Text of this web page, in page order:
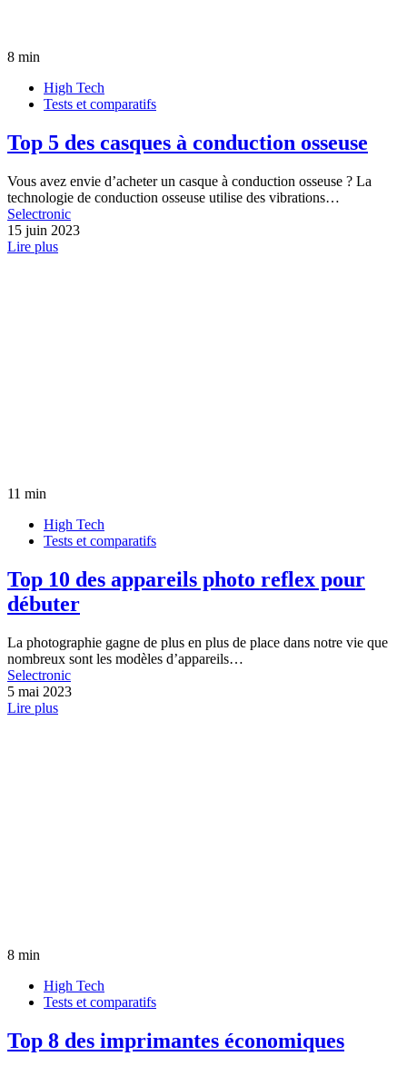
8 min
High Tech
Tests et comparatifs
Top 5 des casques à conduction osseuse
Vous avez envie d’acheter un casque à conduction osseuse ? La
technologie de conduction osseuse utilise des vibrations…
Selectronic
15 juin 2023
Lire plus
11 min
High Tech
Tests et comparatifs
Top 10 des appareils photo reflex pour
débuter
La photographie gagne de plus en plus de place dans notre vie que
nombreux sont les modèles d’appareils…
Selectronic
5 mai 2023
Lire plus
8 min
High Tech
Tests et comparatifs
Top 8 des imprimantes économiques